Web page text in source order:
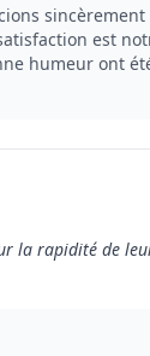
est
humeur ont
la rapidité de